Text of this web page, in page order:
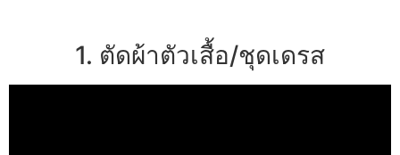
1. ตัดผ้าตัวเสื้อ/ชุดเดรส